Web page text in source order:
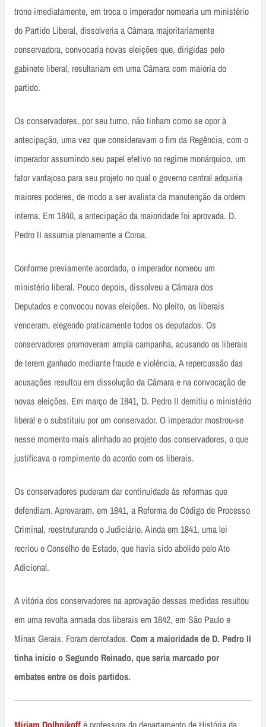
trono imediatamente, em troca o imperador nomearia um ministério
do Partido Liberal, dissolveria a Câmara majoritariamente
conservadora, convocaria novas eleições que, dirigidas pelo
gabinete liberal, resultariam em uma Câmara com maioria do
partido.
Os conservadores, por seu turno, não tinham como se opor à
antecipação, uma vez que consideravam o fim da Regência, com o
imperador assumindo seu papel efetivo no regime monárquico, um
fator vantajoso para seu projeto no qual o governo central adquiria
maiores poderes, de modo a ser avalista da manutenção da ordem
interna. Em 1840, a antecipação da maioridade foi aprovada. D.
Pedro II assumia plenamente a Coroa.
Conforme previamente acordado, o imperador nomeou um
ministério liberal. Pouco depois, dissolveu a Câmara dos
Deputados e convocou novas eleições. No pleito, os liberais
venceram, elegendo praticamente todos os deputados. Os
conservadores promoveram ampla campanha, acusando os liberais
de terem ganhado mediante fraude e violência. A repercussão das
acusações resultou em dissolução da Câmara e na convocação de
novas eleições. Em março de 1841, D. Pedro II demitiu o ministério
liberal e o substituiu por um conservador. O imperador mostrou-se
nesse momento mais alinhado ao projeto dos conservadores, o que
justificava o rompimento do acordo com os liberais.
Os conservadores puderam dar continuidade às reformas que
defendiam. Aprovaram, em 1841, a Reforma do Código de Processo
Criminal, reestruturando o Judiciário. Ainda em 1841, uma lei
recriou o Conselho de Estado, que havia sido abolido pelo Ato
Adicional.
A vitória dos conservadores na aprovação dessas medidas resultou
em uma revolta armada dos liberais em 1842, em São Paulo e
Minas Gerais. Foram derrotados. Com a maioridade de D. Pedro II
tinha início o Segundo Reinado, que seria marcado por
embates entre os dois partidos.